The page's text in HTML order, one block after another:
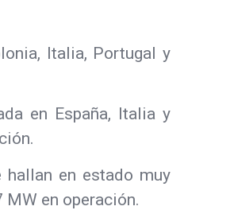
Italia, Portugal y
en España, Italia y
en estado muy
en operación.